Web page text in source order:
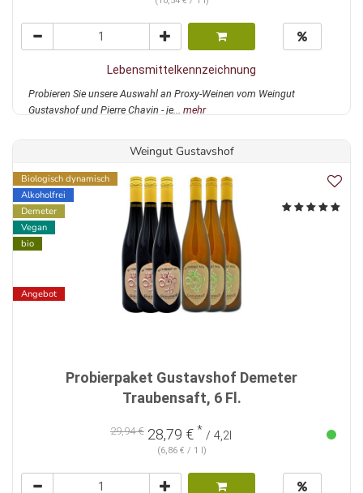
Lebensmittelkennzeichnung
Probieren Sie unsere Auswahl an Proxy-Weinen vom Weingut
Gustavshof und Pierre Chavin - je... mehr
Weingut Gustavshof
Biologisch dynamisch
Alkoholfrei
Demeter
Vegan
bio
Angebot
Probierpaket Gustavshof Demeter
Traubensaft, 6 Fl.
29,94 € 28,79 € * / 4,2l
(6,86 € / 1 l)